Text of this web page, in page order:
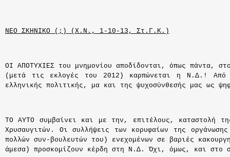
ΝΕΟ ΣΚΗΝΙΚΟ (;) (Χ.Ν., 1-10-13, Στ.Γ.Κ.)
ΟΙ ΑΠΟΤΥΧΙΕΣ του μνημονίου αποδίδονται, όπως πάντα,
(μετά τις εκλογές του 2012) καρπώνεται η Ν.Δ.! Από
ελληνικής πολιτικής, μα και της ψυχοσύνθεσής μας ως
ΤΟ ΑΥΤΟ συμβαίνει και με την, επιτέλους, καταστολή
Χρυσαυγιτών. Οι συλλήψεις των κορυφαίων της
πολλών συν-βουλευτών του) ενεχομένων σε βαριές
άμεσα) προσκομίζουν κέρδη στη Ν.Δ. Όχι, όμως, και στο